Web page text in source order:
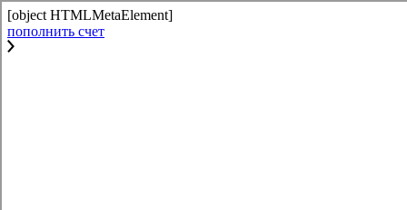
[object HTMLMetaElement]
пополнить счет